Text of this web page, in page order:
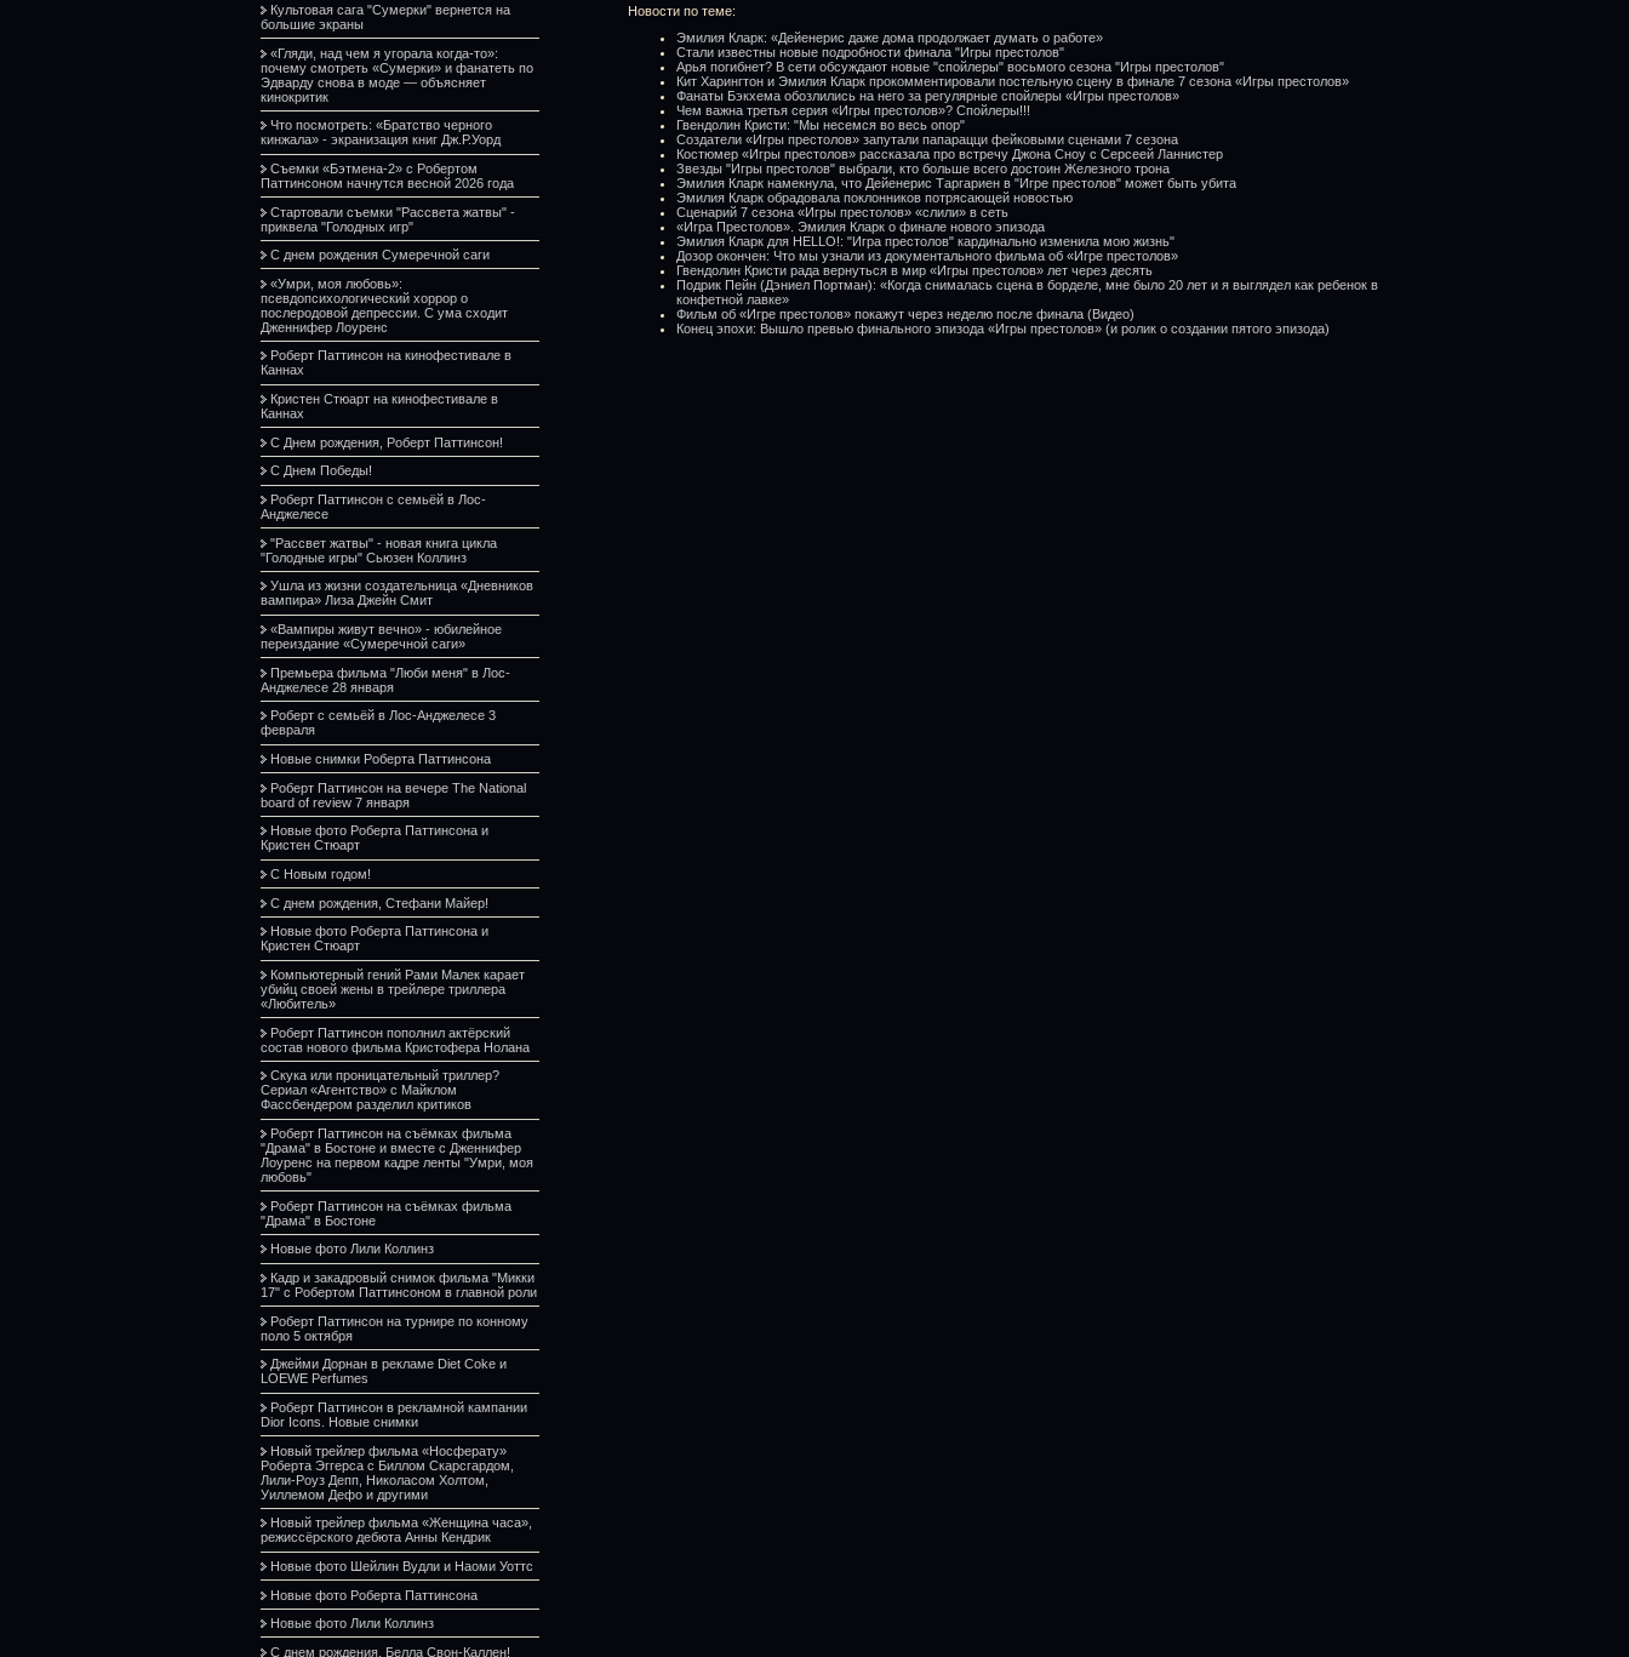
Культовая сага "Сумерки" вернется на
большие экраны
«Гляди, над чем я угорала когда-то»:
почему смотреть «Сумерки» и фанатеть по
Эдварду снова в моде — объясняет
кинокритик
Что посмотреть: «Братство черного
кинжала» - экранизация книг Дж.Р.Уорд
Съемки «Бэтмена-2» с Робертом
Паттинсоном начнутся весной 2026 года
Стартовали съемки "Рассвета жатвы" -
приквела "Голодных игр"
С днем рождения Сумеречной саги
«Умри, моя любовь»:
псевдопсихологический хоррор о
послеродовой депрессии. С ума сходит
Дженнифер Лоуренс
Роберт Паттинсон на кинофестивале в
Каннах
Кристен Стюарт на кинофестивале в
Каннах
С Днем рождения, Роберт Паттинсон!
С Днем Победы!
Роберт Паттинсон с семьёй в Лос-
Анджелесе
"Рассвет жатвы" - новая книга цикла
"Голодные игры" Сьюзен Коллинз
Ушла из жизни создательница «Дневников
вампира» Лиза Джейн Смит
«Вампиры живут вечно» - юбилейное
переиздание «Сумеречной саги»
Премьера фильма "Люби меня" в Лос-
Анджелесе 28 января
Роберт с семьёй в Лос-Анджелесе 3
февраля
Новые снимки Роберта Паттинсона
Роберт Паттинсон на вечере The National
board of review 7 января
Новые фото Роберта Паттинсона и
Кристен Стюарт
С Новым годом!
С днем рождения, Стефани Майер!
Новые фото Роберта Паттинсона и
Кристен Стюарт
Компьютерный гений Рами Малек карает
убийц своей жены в трейлере триллера
«Любитель»
Роберт Паттинсон пополнил актёрский
состав нового фильма Кристофера Нолана
Скука или проницательный триллер?
Сериал «Агентство» с Майклом
Фассбендером разделил критиков
Роберт Паттинсон на съёмках фильма
"Драма" в Бостоне и вместе с Дженнифер
Лоуренс на первом кадре ленты "Умри, моя
любовь"
Роберт Паттинсон на съёмках фильма
"Драма" в Бостоне
Новые фото Лили Коллинз
Кадр и закадровый снимок фильма "Микки
17" с Робертом Паттинсоном в главной роли
Роберт Паттинсон на турнире по конному
поло 5 октября
Джейми Дорнан в рекламе Diet Coke и
LOEWE Perfumes
Роберт Паттинсон в рекламной кампании
Dior Icons. Новые снимки
Новый трейлер фильма «Носферату»
Роберта Эггерса с Биллом Скарсгардом,
Лили-Роуз Депп, Николасом Холтом,
Уиллемом Дефо и другими
Новый трейлер фильма «Женщина часа»,
режиссёрского дебюта Анны Кендрик
Новые фото Шейлин Вудли и Наоми Уоттс
Новые фото Роберта Паттинсона
Новые фото Лили Коллинз
С днем рождения, Белла Свон-Каллен!
Новости по теме:
Эмилия Кларк: «Дейенерис даже дома продолжает думать о работе»
Стали известны новые подробности финала "Игры престолов"
Арья погибнет? В сети обсуждают новые "спойлеры" восьмого сезона "Игры престолов"
Кит Харингтон и Эмилия Кларк прокомментировали постельную сцену в финале 7 сезона «Игры престолов»
Фанаты Бэкхема обозлились на него за регулярные спойлеры «Игры престолов»
Чем важна третья серия «Игры престолов»? Спойлеры!!!
Гвендолин Кристи: "Мы несемся во весь опор"
Создатели «Игры престолов» запутали папарацци фейковыми сценами 7 сезона
Костюмер «Игры престолов» рассказала про встречу Джона Сноу с Серсеей Ланнистер
Звезды "Игры престолов" выбрали, кто больше всего достоин Железного трона
Эмилия Кларк намекнула, что Дейенерис Таргариен в "Игре престолов" может быть убита
Эмилия Кларк обрадовала поклонников потрясающей новостью
Сценарий 7 сезона «Игры престолов» «слили» в сеть
«Игра Престолов». Эмилия Кларк о финале нового эпизода
Эмилия Кларк для HELLO!: "Игра престолов" кардинально изменила мою жизнь"
Дозор окончен: Что мы узнали из документального фильма об «Игре престолов»
Гвендолин Кристи рада вернуться в мир «Игры престолов» лет через десять
Подрик Пейн (Дэниел Портман): «Когда снималась сцена в борделе, мне было 20 лет и я выглядел как ребенок в
конфетной лавке»
Фильм об «Игре престолов» покажут через неделю после финала (Видео)
Конец эпохи: Вышло превью финального эпизода «Игры престолов» (и ролик о создании пятого эпизода)